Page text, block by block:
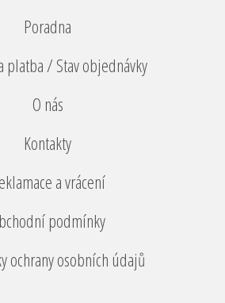
Poradna
platba / Stav objednávky
O nás
Kontakty
a vrácení
podmínky
ochrany osobních údajů